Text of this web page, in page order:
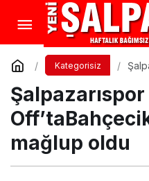
Kategorisiz
oldu
mağlup oldu